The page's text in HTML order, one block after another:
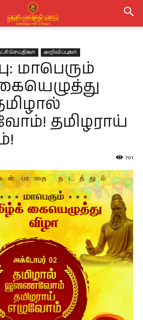
செய்திகள் அறிவிப்புகள்
மாபெரும்
தமிழராய்
701